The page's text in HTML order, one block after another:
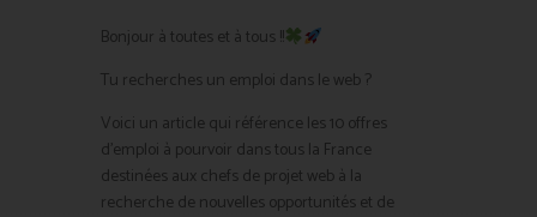
Bonjour à toutes et à tous !!
Tu recherches un emploi dans le web ?
Voici un article qui référence les 10 offres
d’emploi à pourvoir dans tous la France
destinées aux chefs de projet web à la
recherche de nouvelles opportunités et de